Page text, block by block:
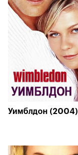
Уимблдон (2004)